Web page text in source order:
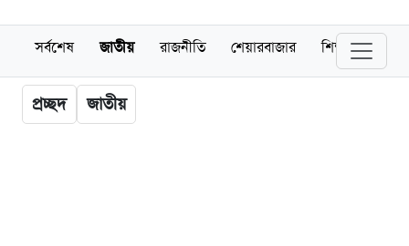
সর্বশেষ জাতীয় রাজনীতি শেয়ারবাজার শিক্ষা
প্রচ্ছদ জাতীয়